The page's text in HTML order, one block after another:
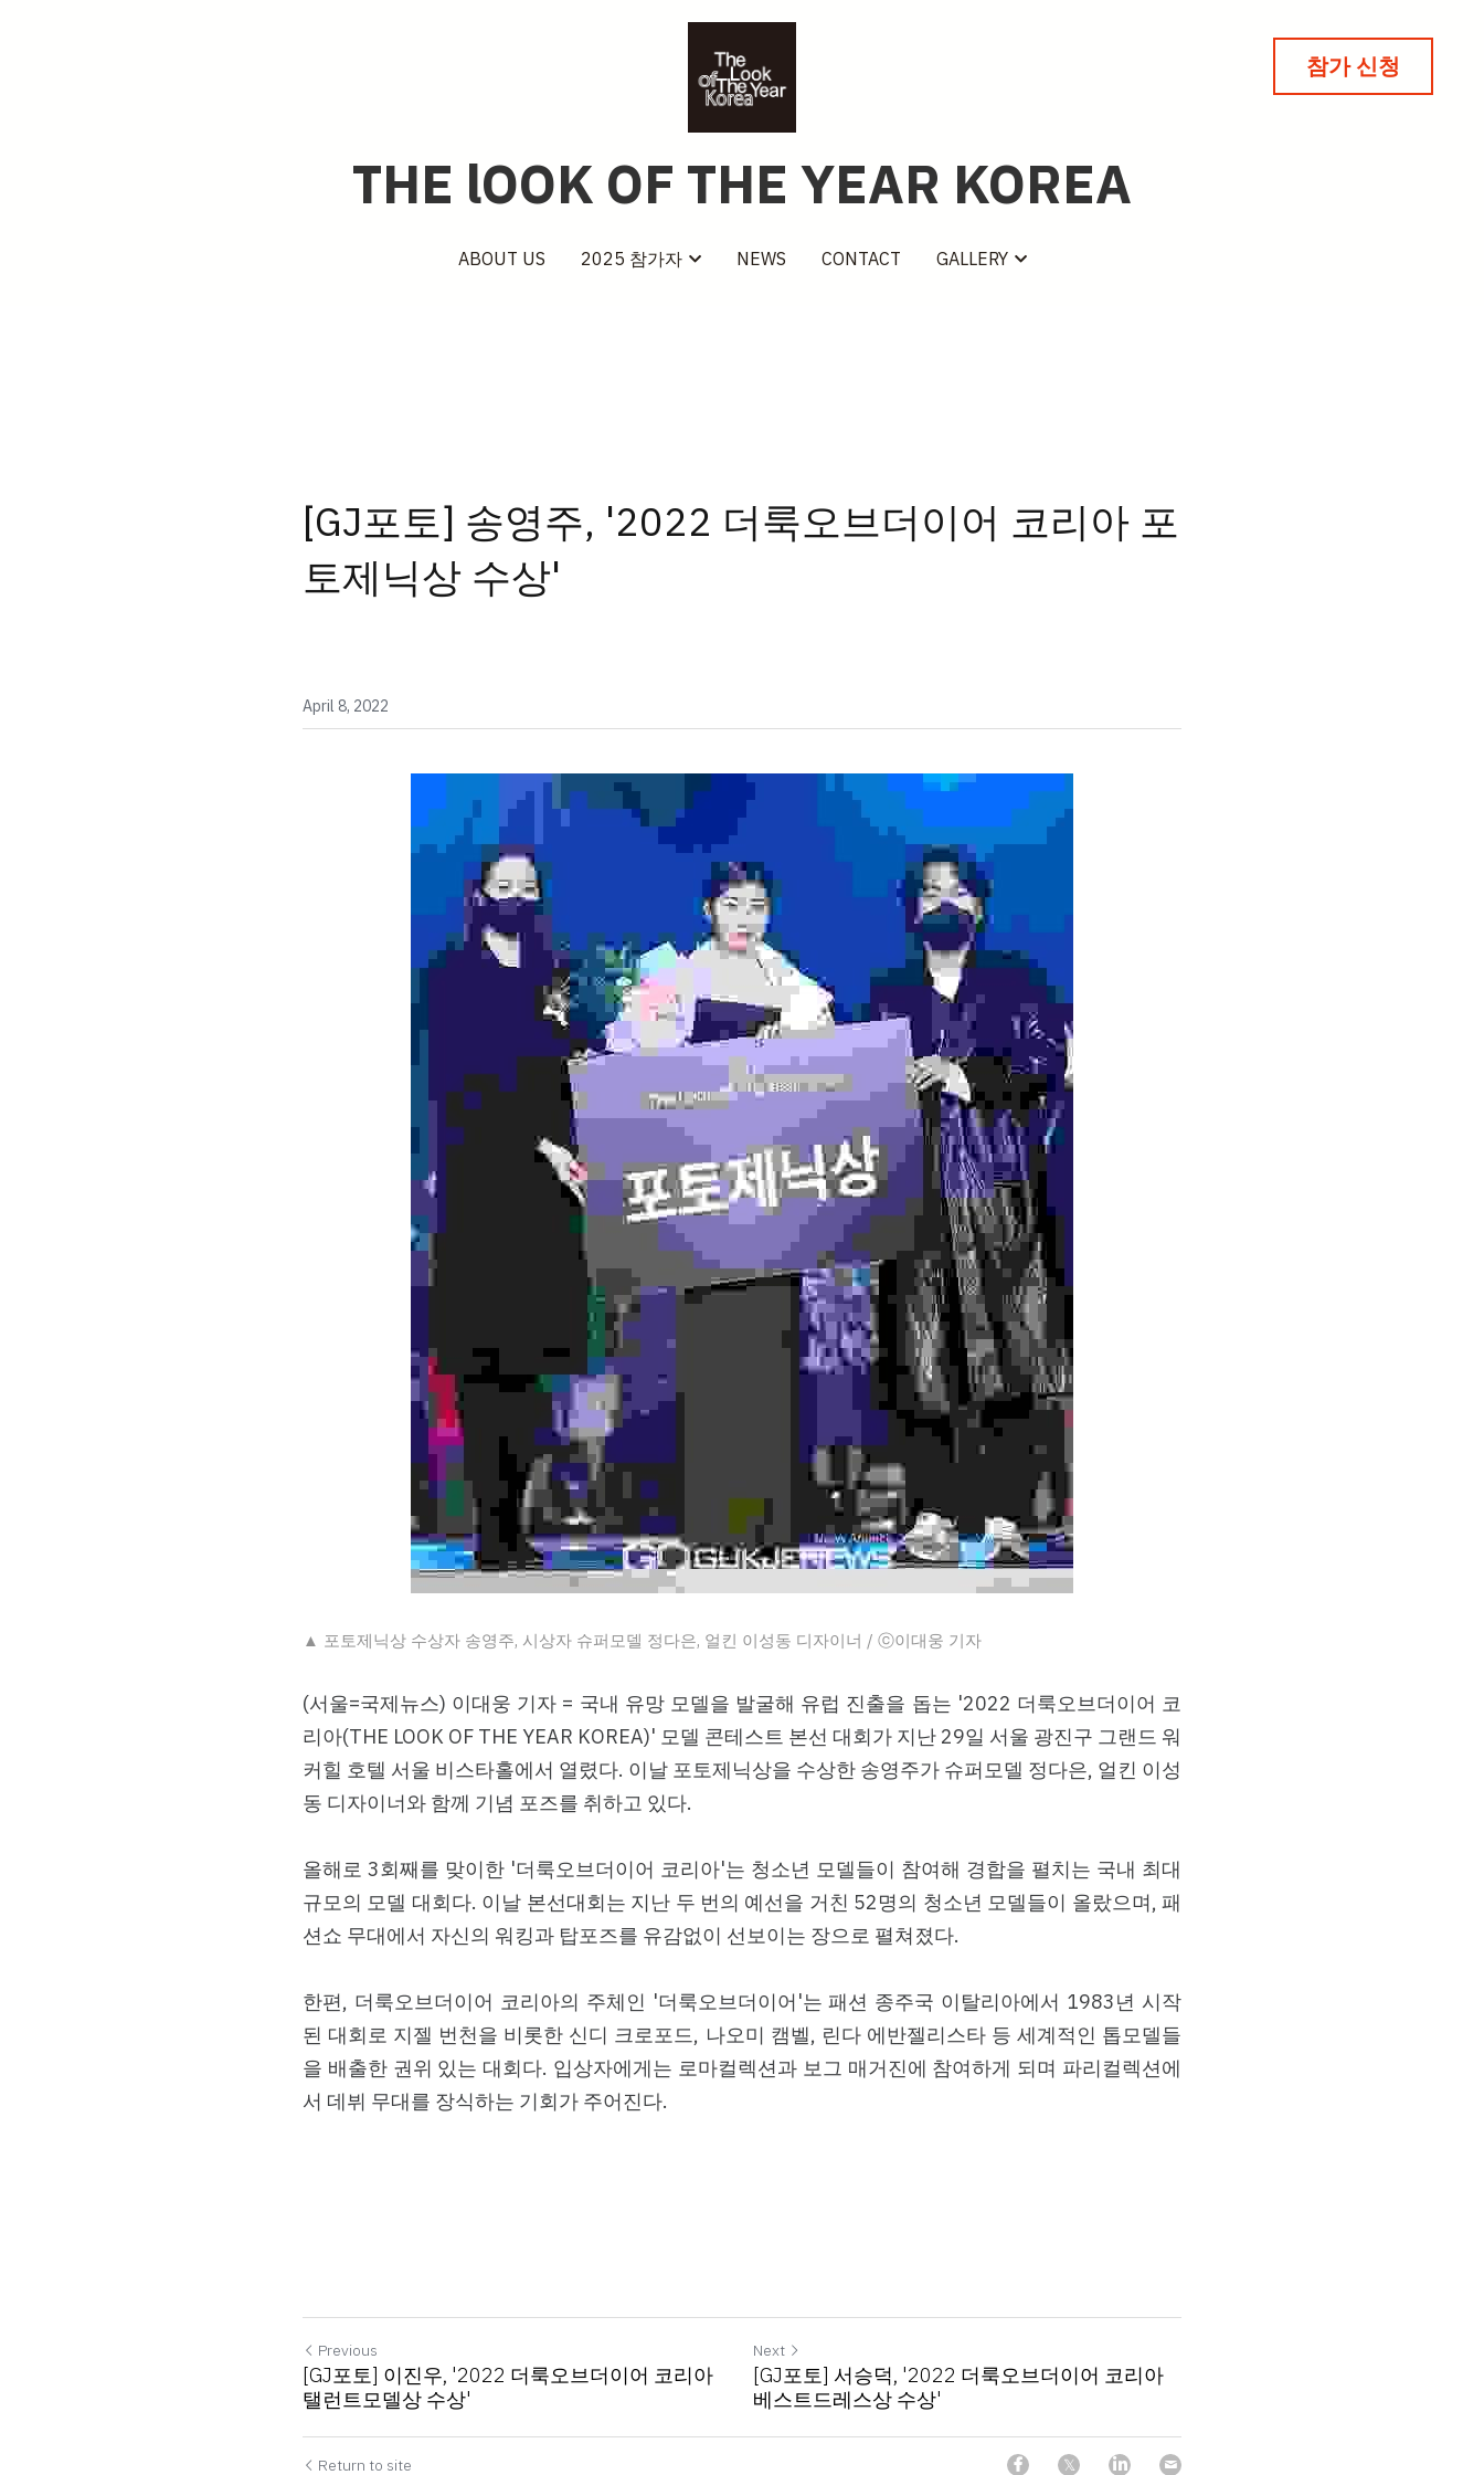
THE lOOK OF THE YEAR KOREA
ABOUT US 2025 참가자 NEWS CONTACT GALLERY
참가 신청
THE lOOK OF THE YEAR KOREA
ABOUT US 2025 참가자 NEWS CONTACT GALLERY
참가 신청
[GJ포토] 송영주, '2022 더룩오브더이어 코리아 포
토제닉상 수상'
April 8, 2022
▲ 포토제닉상 수상자 송영주, 시상자 슈퍼모델 정다은, 얼킨 이성동 디자이너 / ⓒ이대웅 기자
(서울=국제뉴스) 이대웅 기자 = 국내 유망 모델을 발굴해 유럽 진출을 돕는 '2022 더룩오브더이어 코
리아(THE LOOK OF THE YEAR KOREA)' 모델 콘테스트 본선 대회가 지난 29일 서울 광진구 그랜드 워
커힐 호텔 서울 비스타홀에서 열렸다. 이날 포토제닉상을 수상한 송영주가 슈퍼모델 정다은, 얼킨 이성
동 디자이너와 함께 기념 포즈를 취하고 있다.
올해로 3회째를 맞이한 '더룩오브더이어 코리아'는 청소년 모델들이 참여해 경합을 펼치는 국내 최대
규모의 모델 대회다. 이날 본선대회는 지난 두 번의 예선을 거친 52명의 청소년 모델들이 올랐으며, 패
션쇼 무대에서 자신의 워킹과 탑포즈를 유감없이 선보이는 장으로 펼쳐졌다.
한편, 더룩오브더이어 코리아의 주체인 '더룩오브더이어'는 패션 종주국 이탈리아에서 1983년 시작
된 대회로 지젤 번천을 비롯한 신디 크로포드, 나오미 캠벨, 린다 에반젤리스타 등 세계적인 톱모델들
을 배출한 권위 있는 대회다. 입상자에게는 로마컬렉션과 보그 매거진에 참여하게 되며 파리컬렉션에
서 데뷔 무대를 장식하는 기회가 주어진다.
Previous
[GJ포토] 이진우, '2022 더룩오브더이어 코리아
탤런트모델상 수상'
Next
[GJ포토] 서승덕, '2022 더룩오브더이어 코리아
베스트드레스상 수상'
Return to site